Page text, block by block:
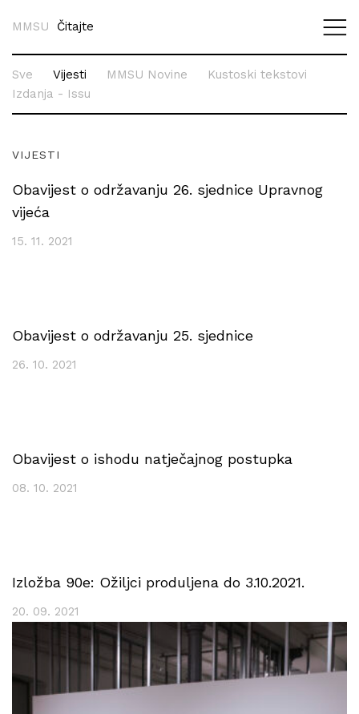
MMSU Čitajte
Sve Vijesti MMSU Novine
Kustoski tekstovi
Izdanja - Issu
VIJESTI
Obavijest o održavanju 26. sjednice Upravnog
vijeća
15. 11. 2021
Obavijest o održavanju 25. sjednice
26. 10. 2021
Obavijest o ishodu natječajnog postupka
08. 10. 2021
Izložba 90e: Ožiljci produljena do 3.10.2021.
20. 09. 2021